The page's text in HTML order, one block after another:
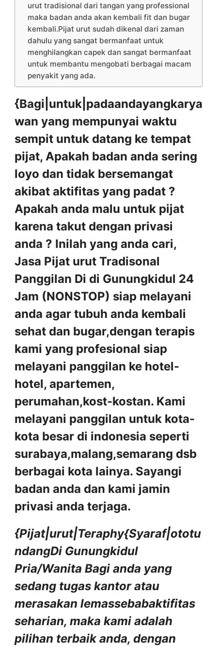
urut tradisional dari tangan yang professional
maka badan anda akan kembali fit dan bugar
kembali.Pijat urut sudah dikenal dari zaman
dahulu yang sangat bermanfaat untuk
menghilangkan capek dan sangat bermanfaat
untuk membantu mengobati berbagai macam
penyakit yang ada.
{Bagi|untuk|padaandayangkarya
wan yang mempunyai waktu
sempit untuk datang ke tempat
pijat, Apakah badan anda sering
loyo dan tidak bersemangat
akibat aktifitas yang padat ?
Apakah anda malu untuk pijat
karena takut dengan privasi
anda ? Inilah yang anda cari,
Jasa Pijat urut Tradisonal
Panggilan Di di Gunungkidul 24
Jam (NONSTOP) siap melayani
anda agar tubuh anda kembali
sehat dan bugar,dengan terapis
kami yang profesional siap
melayani panggilan ke hotel-
hotel, apartemen,
perumahan,kost-kostan. Kami
melayani panggilan untuk kota-
kota besar di indonesia seperti
surabaya,malang,semarang dsb
berbagai kota lainya. Sayangi
badan anda dan kami jamin
privasi anda terjaga.
{Pijat|urut|Teraphy{Syaraf|ototu
ndangDi Gunungkidul
Pria/Wanita Bagi anda yang
sedang tugas kantor atau
merasakan lemassebabaktifitas
seharian, maka kami adalah
pilihan terbaik anda, dengan